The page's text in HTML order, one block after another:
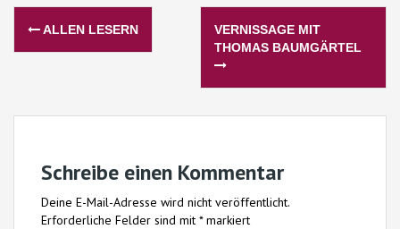
Post
navigation
ALLEN LESERN
VERNISSAGE MIT
THOMAS BAUMGÄRTEL
Schreibe einen Kommentar
Deine E-Mail-Adresse wird nicht veröffentlicht.
Erforderliche Felder sind mit *markiert